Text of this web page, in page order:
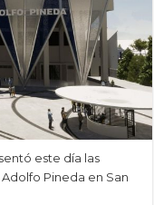
este día las
Pineda en San